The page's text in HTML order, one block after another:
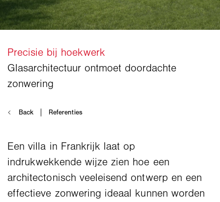
Een villa in Frankrijk laat op
indrukwekkende wijze zien hoe een
architectonisch veeleisend ontwerp en een
effectieve zonwering ideaal kunnen worden